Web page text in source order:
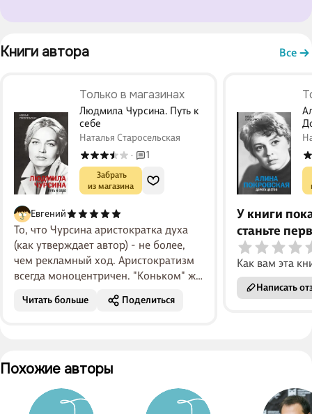
Книги автора Все
Только в магазинах
Людмила Чурсина. Путь к
себе
Наталья Старосельская
· 1
Забрать
из магазина
Евгений
То, что Чурсина аристократка духа
(как утверждает автор) - не более,
чем рекламный ход. Аристократизм
всегда моноцентричен. "Коньком" же
Чурсиной был как раз не
аристократизм, а, полицентризм
Читать больше Поделиться
У книги
станьте
Как вам эта
Написать
Похожие авторы